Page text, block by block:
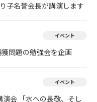
子名誉会長が講演します
イベント
問題の勉強会を企画
イベント
会 「水への畏敬、そし